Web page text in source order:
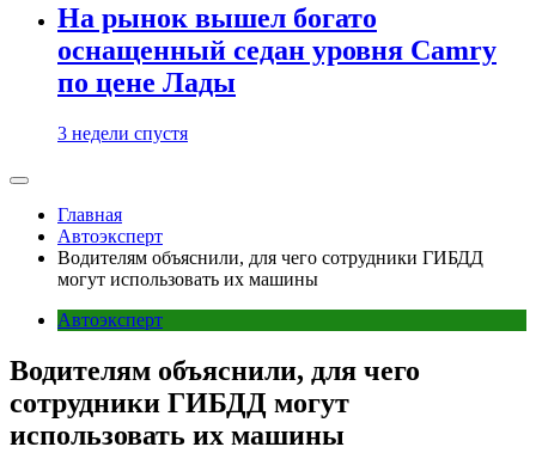
На рынок вышел богато
оснащенный седан уровня Camry
по цене Лады
3 недели спустя
Главная
Автоэксперт
Водителям объяснили, для чего сотрудники ГИБДД
могут использовать их машины
Автоэксперт
Водителям объяснили, для чего
сотрудники ГИБДД могут
использовать их машины